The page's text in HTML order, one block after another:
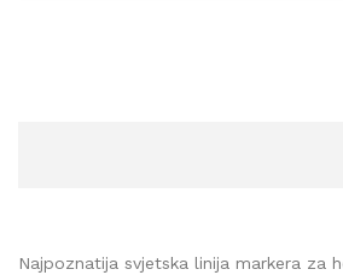
Najpoznatija svjetska linija markera